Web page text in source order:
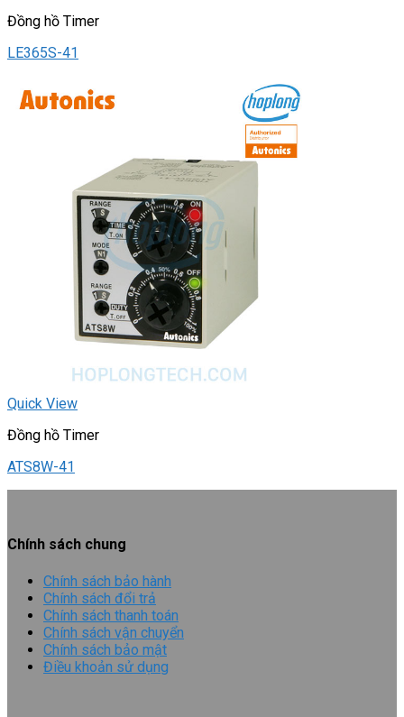
Đồng hồ Timer
LE365S-41
Quick View
Đồng hồ Timer
ATS8W-41
Chính sách chung
Chính sách bảo hành
Chính sách đổi trả
Chính sách thanh toán
Chính sách vận chuyển
Chính sách bảo mật
Điều khoản sử dụng